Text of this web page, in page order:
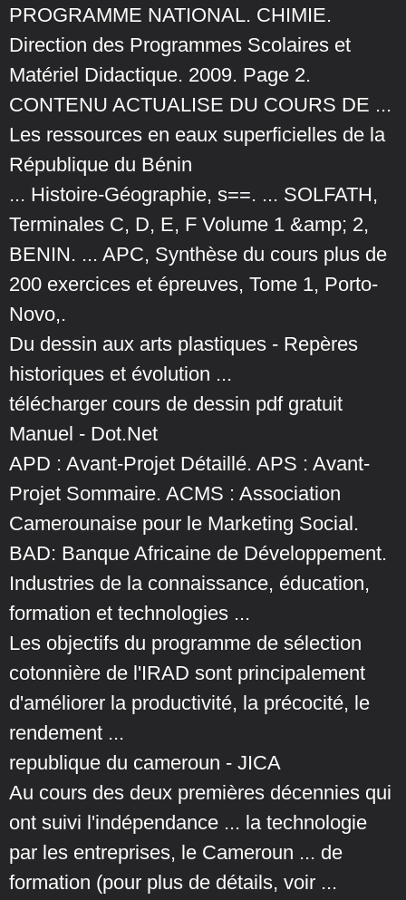
PROGRAMME NATIONAL. CHIMIE.
Direction des Programmes Scolaires et
Matériel Didactique. 2009. Page 2.
CONTENU ACTUALISE DU COURS DE ...
Les ressources en eaux superficielles de la
République du Bénin
... Histoire-Géographie, s==. ... SOLFATH,
Terminales C, D, E, F Volume 1 &amp; 2,
BENIN. ... APC, Synthèse du cours plus de
200 exercices et épreuves, Tome 1, Porto-
Novo,.
Du dessin aux arts plastiques - Repères
historiques et évolution ...
télécharger cours de dessin pdf gratuit
Manuel - Dot.Net
APD : Avant-Projet Détaillé. APS : Avant-
Projet Sommaire. ACMS : Association
Camerounaise pour le Marketing Social.
BAD: Banque Africaine de Développement.
Industries de la connaissance, éducation,
formation et technologies ...
Les objectifs du programme de sélection
cotonnière de l'IRAD sont principalement
d'améliorer la productivité, la précocité, le
rendement ...
republique du cameroun - JICA
Au cours des deux premières décennies qui
ont suivi l'indépendance ... la technologie
par les entreprises, le Cameroun ... de
formation (pour plus de détails, voir ...